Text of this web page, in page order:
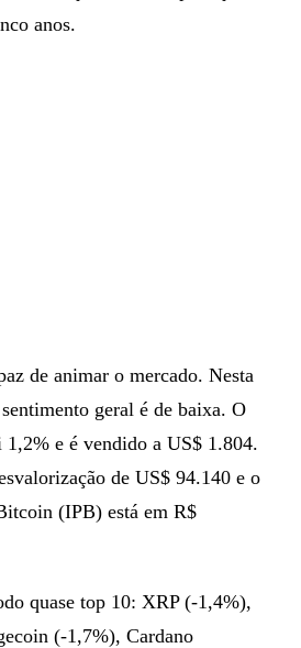
anos.
de animar o mercado. Nesta
geral é de baixa. O
e é vendido a US$ 1.804.
de US$ 94.140 e o
(IPB) está em R$
quase top 10: XRP (-1,4%),
(-1,7%), Cardano